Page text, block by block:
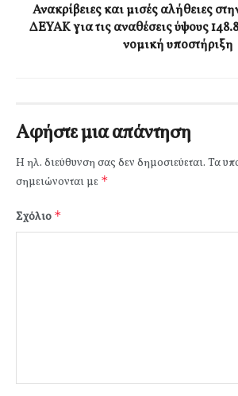
Ανακρίβειες και μισές αλήθειες
ΔΕΥΑΚ για τις αναθέσεις ύψους
νομική υποστήριξη
Αφήστε μια απάντηση
Η ηλ. διεύθυνση σας δεν δημοσιεύεται. Τα
σημειώνονται με *
Σχόλιο *